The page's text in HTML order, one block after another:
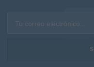
Tu correo electrónico...